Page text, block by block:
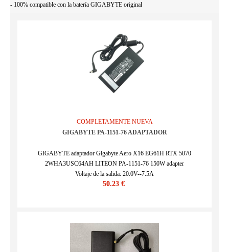
- 100% compatible con la batería GIGABYTE original
COMPLETAMENTE NUEVA
GIGABYTE PA-1151-76 ADAPTADOR
GIGABYTE adaptador Gigabyte Aero X16 EG61H RTX 5070
2WHA3USC64AH LITEON PA-1151-76 150W adapter
Voltaje de la salida: 20.0V--7.5A
SKU : ASU17143_2
50.23 €